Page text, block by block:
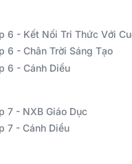
6 - Kết Nối Tri Thức Với
6 - Chân Trời Sáng Tạo
6 - Cánh Diều
7 - NXB Giáo Dục
7 - Cánh Diều